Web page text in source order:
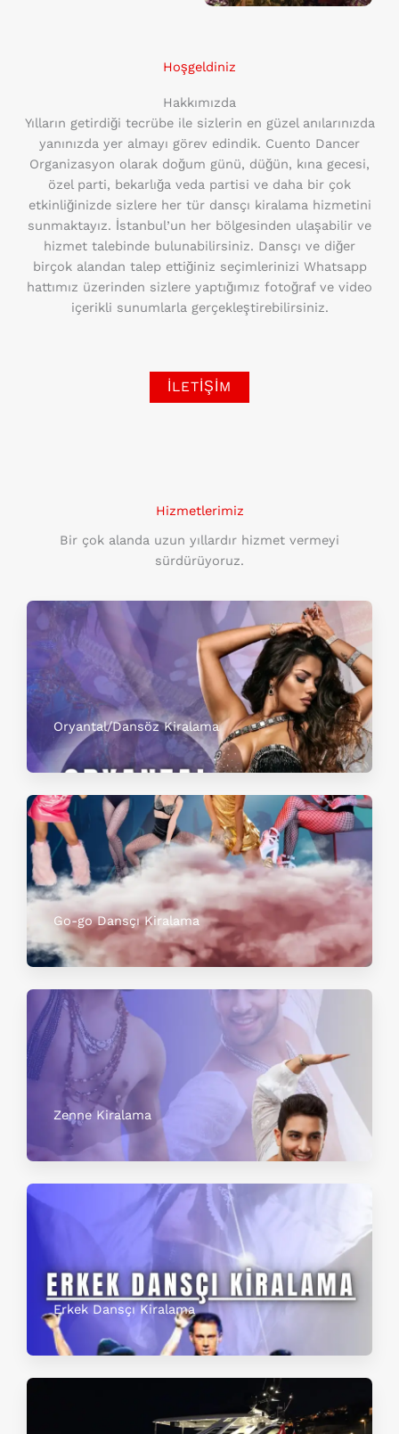
Hoşgeldiniz
Hakkımızda
Yılların getirdiği tecrübe ile sizlerin en güzel anılarınızda
yanınızda yer almayı görev edindik. Cuento Dancer
Organizasyon olarak doğum günü, düğün, kına gecesi,
özel parti, bekarlığa veda partisi ve daha bir çok
etkinliğinizde sizlere her tür dansçı kiralama hizmetini
sunmaktayız. İstanbul’un her bölgesinden ulaşabilir ve
hizmet talebinde bulunabilirsiniz. Dansçı ve diğer
birçok alandan talep ettiğiniz seçimlerinizi Whatsapp
hattımız üzerinden sizlere yaptığımız fotoğraf ve video
içerikli sunumlarla gerçekleştirebilirsiniz.
İLETIŞIM
Hizmetlerimiz
Bir çok alanda uzun yıllardır hizmet vermeyi
sürdürüyoruz.
Oryantal/Dansöz Kiralama
Go-go Dansçı Kiralama​
Zenne Kiralama
Erkek Dansçı Kiralama​